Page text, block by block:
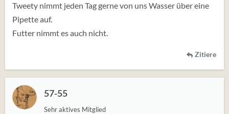
Tweety nimmt jeden Tag gerne von uns Wasser über eine
Pipette auf.
Futter nimmt es auch nicht.
Zitiere
57-55
Sehr aktives Mitglied